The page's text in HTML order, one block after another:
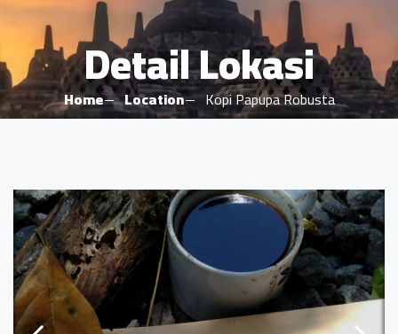
Detail Lokasi
Home Location Kopi Papupa Robusta